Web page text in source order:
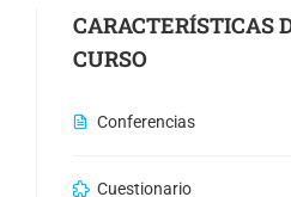
CARACTERÍSTICAS
CURSO
Conferencias
Cuestionario